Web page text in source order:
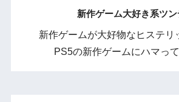
新作ゲーム大好き系ツン
新作ゲームが大好物なヒステリ
PS5の新作ゲームにハマって